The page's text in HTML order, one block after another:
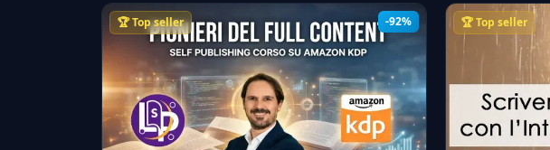
-92%
🏆 Top seller 🏆 Top seller